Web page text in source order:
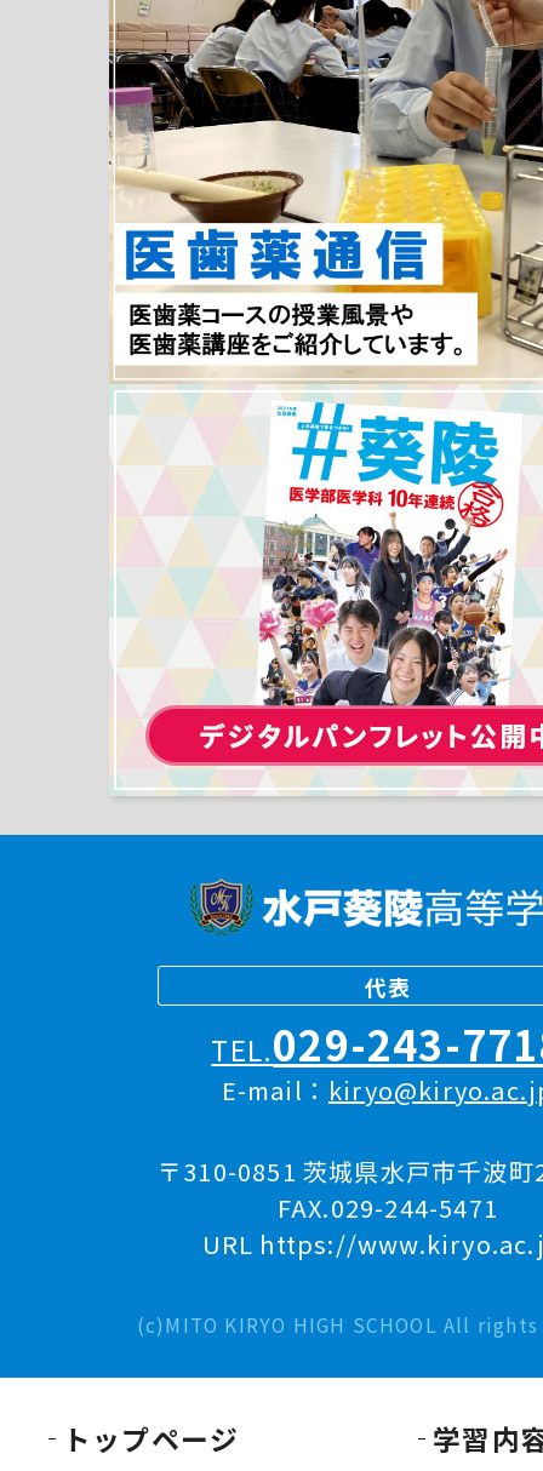
代表
TEL.029-243-
E-mail：
〒310-0851 茨城県水戸市千波
FAX.029-244-5471
URL https://
(c)MITO KIRYO HIGH SCHOOL All
トップページ
学習内